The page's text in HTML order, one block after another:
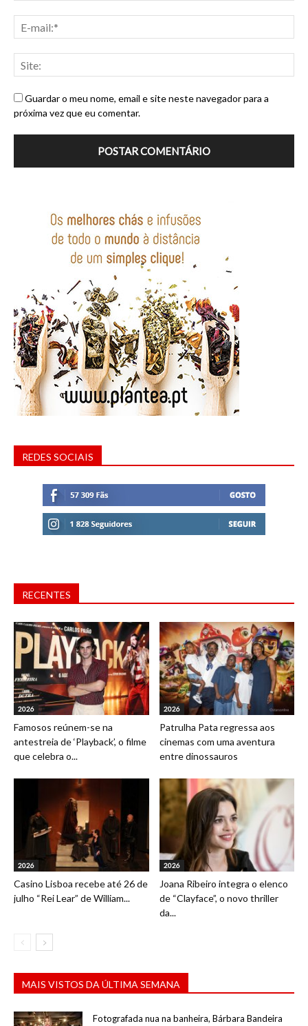
Guardar o meu nome, email e site neste navegador para a
próxima vez que eu comentar.
REDES SOCIAIS
RECENTES
2026
Famosos reúnem-se na
antestreia de ‘Playback’, o filme
que celebra o...
2026
Patrulha Pata regressa aos
cinemas com uma aventura
entre dinossauros
2026
Casino Lisboa recebe até 26 de
julho “Rei Lear” de William...
2026
Joana Ribeiro integra o elenco
de “Clayface”, o novo thriller
da...
MAIS VISTOS DA ÚLTIMA SEMANA
Fotografada nua na banheira, Bárbara Bandeira